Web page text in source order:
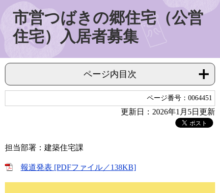
市営つばきの郷住宅（公営
住宅）入居者募集
ページ内目次
ページ番号：0064451
更新日：2026年1月5日更新
担当部署：建築住宅課
報道発表 [PDFファイル／138KB]